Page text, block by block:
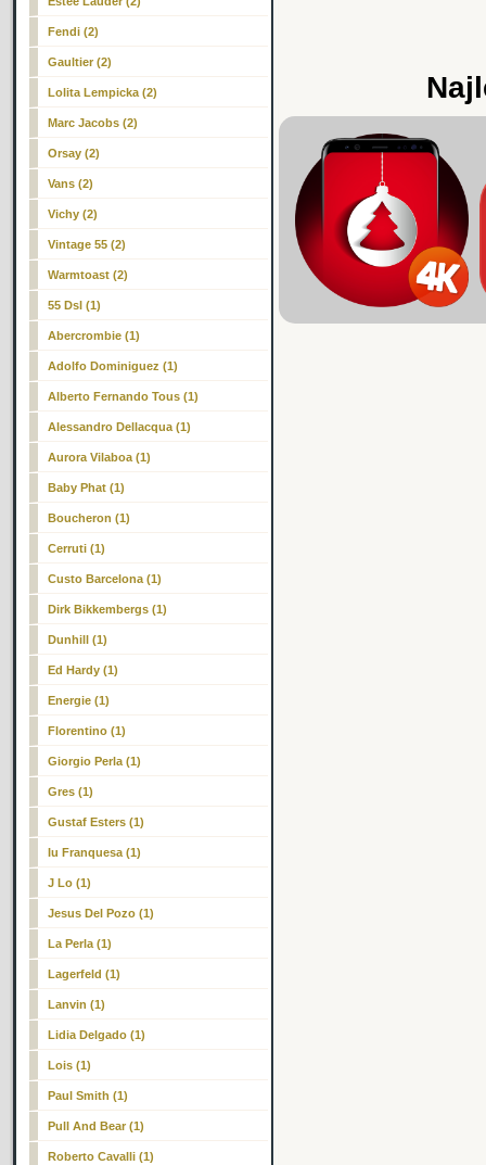
Fendi (2)
Gaultier (2)
Lolita Lempicka (2)
Marc Jacobs (2)
Orsay (2)
Vans (2)
Vichy (2)
Vintage 55 (2)
Warmtoast (2)
55 Dsl (1)
Abercrombie (1)
Adolfo Dominiguez (1)
Alberto Fernando Tous (1)
Alessandro Dellacqua (1)
Aurora Vilaboa (1)
Baby Phat (1)
Boucheron (1)
Cerruti (1)
Custo Barcelona (1)
Dirk Bikkembergs (1)
Dunhill (1)
Ed Hardy (1)
Energie (1)
Florentino (1)
Giorgio Perla (1)
Gres (1)
Gustaf Esters (1)
Iu Franquesa (1)
J Lo (1)
Jesus Del Pozo (1)
La Perla (1)
Lagerfeld (1)
Lanvin (1)
Lidia Delgado (1)
Lois (1)
Paul Smith (1)
Pull And Bear (1)
Roberto Cavalli (1)